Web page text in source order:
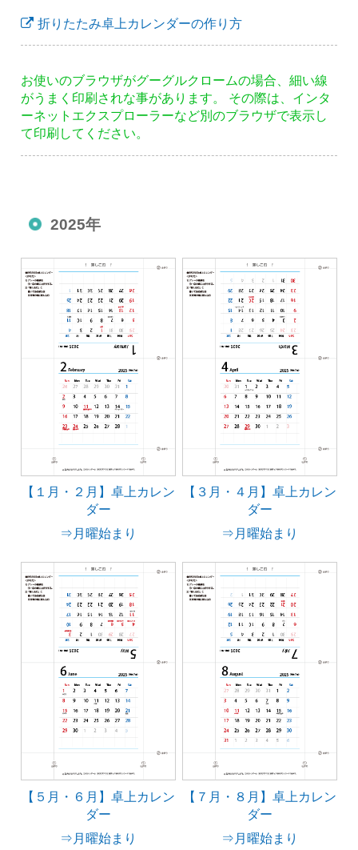
折りたたみ卓上カレンダーの作り方
お使いのブラウザがグーグルクロームの場合、細い線
がうまく印刷されな事があります。 その際は、インタ
ーネットエクスプローラーなど別のブラウザで表示し
て印刷してください。
2025年
【１月・２月】卓上カレン
ダー
⇒月曜始まり
【３月・４月】卓上カレン
ダー
⇒月曜始まり
【５月・６月】卓上カレン
ダー
⇒月曜始まり
【７月・８月】卓上カレン
ダー
⇒月曜始まり